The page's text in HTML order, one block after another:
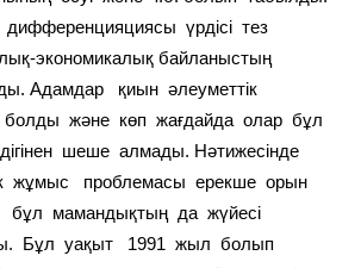
дифференцияциясы үрдісі тез
экономикалық байланыстың
Адамдар қиын әлеуметтік
болды және көп жағдайда олар бұл
шеше алмады. Нәтижесінде
жұмыс проблемасы ерекше орын
мамандықтың да жүйесі
Бұл уақыт 1991 жыл болып